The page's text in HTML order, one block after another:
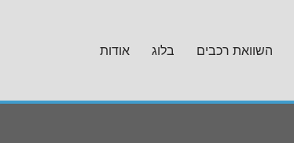
השוואת רכבים בלוג אודות